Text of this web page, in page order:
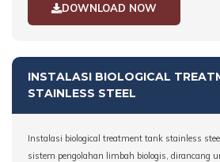
DOWNLOAD NOW
INSTALASI BIOLOGICAL
STAINLESS STEEL
Instalasi biological treatment tank stainless
sistem pengolahan limbah biologis, dirancang